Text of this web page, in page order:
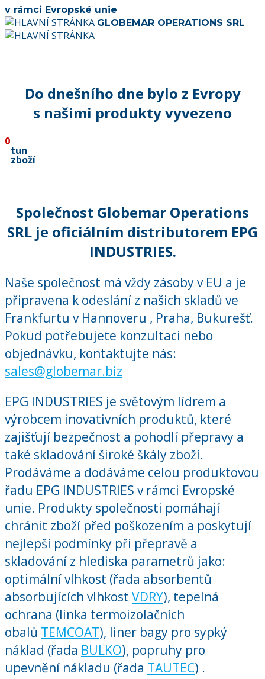
v rámci Evropské unie
GLOBEMAR OPERATIONS SRL
Do dnešního dne bylo z Evropy
s našimi produkty vyvezeno
0
tun
zboží
Společnost Globemar Operations
SRL je oficiálním distributorem EPG
INDUSTRIES.
Naše společnost má vždy zásoby v EU a je
připravena k odeslání z našich skladů ve
Frankfurtu v Hannoveru , Praha, Bukurešť.
Pokud potřebujete konzultaci nebo
objednávku, kontaktujte nás:
sales@globemar.biz
EPG INDUSTRIES je světovým lídrem a
výrobcem inovativních produktů, které
zajišťují bezpečnost a pohodlí přepravy a
také skladování široké škály zboží.
Prodáváme a dodáváme celou produktovou
řadu EPG INDUSTRIES v rámci Evropské
unie. Produkty společnosti pomáhají
chránit zboží před poškozením a poskytují
nejlepší podmínky při přepravě a
skladování z hlediska parametrů jako:
optimální vlhkost (řada absorbentů
absorbujících vlhkost VDRY), tepelná
ochrana (linka termoizolačních
obalů TEMCOAT), liner bagy pro sypký
náklad (řada BULKO), popruhy pro
upevnění nákladu (řada TAUTEC) .